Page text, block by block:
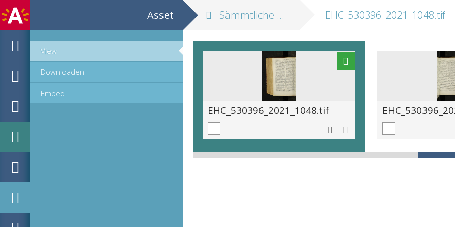
Asset
View
Downloaden
Embed
Sämmtliche Werke EHC_530396_2021_1048.tif
EHC_530396_2021_1048.tif